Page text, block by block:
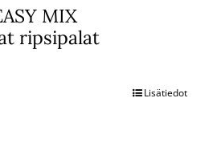
MIX
ripsipalat
Lisätiedot